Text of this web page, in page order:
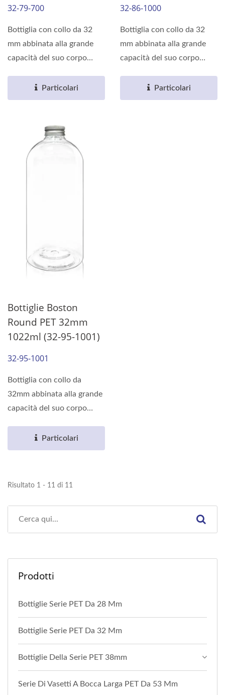
32-79-700
Bottiglia con collo da 32
mm abbinata alla grande
capacità del suo corpo
Particolari
32-86-1000
Bottiglia con collo da 32
mm abbinata alla grande
capacità del suo corpo
Particolari
Bottiglie Boston
Round PET 32mm
1022ml (32-95-1001)
32-95-1001
Bottiglia con collo da
32mm abbinata alla grande
capacità del suo corpo
Particolari
Risultato 1 - 11 di 11
Prodotti
Bottiglie Serie PET Da 28 Mm
Bottiglie Serie PET Da 32 Mm
Bottiglie Della Serie PET 38mm
Serie Di Vasetti A Bocca Larga PET Da 53 Mm